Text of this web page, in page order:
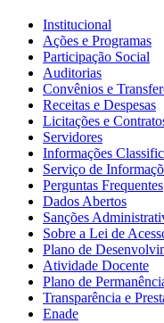
Institucional
Ações e Programas
Participação Social
Auditorias
Convênios e
Receitas e Despesas
Licitações e
Servidores
Informações
Serviço de
Perguntas Frequentes
Dados Abertos
Sanções
Sobre a Lei de
Plano de
Atividade Docente
Plano de
Transparência e
Enade